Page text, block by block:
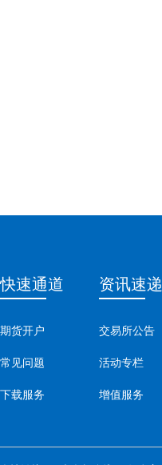
快速通道
期货开户
常见问题
下载服务
资讯速递
交易所公告
活动专栏
增值服务